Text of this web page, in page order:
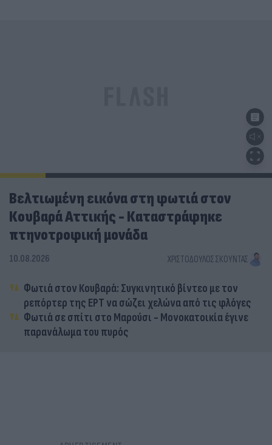
Βελτιωμένη εικόνα στη φωτιά στον
Κουβαρά Αττικής - Καταστράφηκε
πτηνοτροφική μονάδα
10.08.2026 ΧΡΙΣΤΌΔΟΥΛΟΣ ΣΚΟΎΝΤΑΣ
Φωτιά στον Κουβαρά: Συγκινητικό βίντεο με τον
ρεπόρτερ της ΕΡΤ να σώζει χελώνα από τις φλόγες
Φωτιά σε σπίτι στο Μαρούσι - Μονοκατοικία έγινε
παρανάλωμα του πυρός